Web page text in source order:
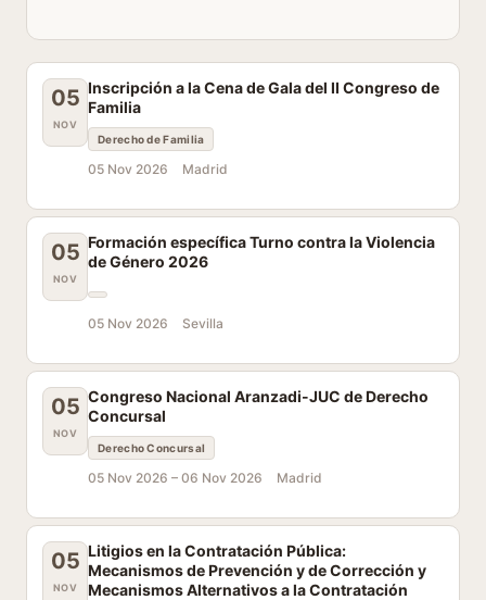
05
NOV
Inscripción a la Cena de Gala del II Congreso de
Familia
Derecho de Familia
05 Nov 2026 Madrid
05
NOV
Formación específica Turno contra la Violencia
de Género 2026
05 Nov 2026 Sevilla
05
NOV
Congreso Nacional Aranzadi-JUC de Derecho
Concursal
Derecho Concursal
05 Nov 2026 – 06 Nov 2026 Madrid
05
NOV
Litigios en la Contratación Pública:
Mecanismos de Prevención y de Corrección y
Mecanismos Alternativos a la Contratación